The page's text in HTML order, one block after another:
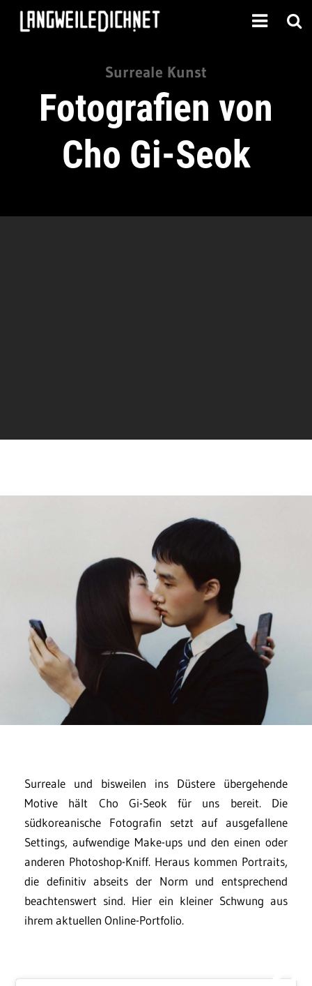
Surreale Kunst
Fotografien von
Cho Gi-Seok
Surreale und bisweilen ins Düstere übergehende
Motive hält Cho Gi-Seok für uns bereit. Die
südkoreanische Fotografin setzt auf ausgefallene
Settings, aufwendige Make-ups und den einen oder
anderen Photoshop-Kniff. Heraus kommen Portraits,
die definitiv abseits der Norm und entsprechend
beachtenswert sind. Hier ein kleiner Schwung aus
ihrem aktuellen Online-Portfolio.